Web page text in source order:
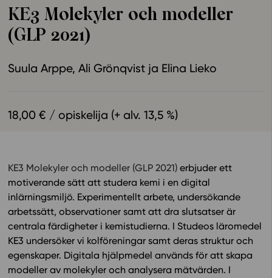
Ominaisuudet
Tapahtumakalenteri
Yhteisö
Ohjevideot
Tietoa meistä
Eettiset periaatteet tekoälyn käyttöön
Tilaa uutiskirje
Ota yhteyttä
KE3 Molekyler och modeller
(GLP 2021)
Suula Arppe Ali Grönqvist Elina Lieko
18,00 € / opiskelija (+ alv. 13,5 %)
KE3 Molekyler och modeller (GLP 2021) erbjuder ett
motiverande sätt att studera kemi i en digital
inlärningsmiljö. Experimentellt arbete, undersökande
arbetssätt, observationer samt att dra slutsatser är
centrala färdigheter i kemistudierna. I Studeos läromedel
KE3 undersöker vi kolföreningar samt deras struktur och
egenskaper. Digitala hjälpmedel används för att skapa
modeller av molekyler och analysera mätvärden. I